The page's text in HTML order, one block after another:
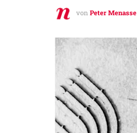
von Peter Menasse